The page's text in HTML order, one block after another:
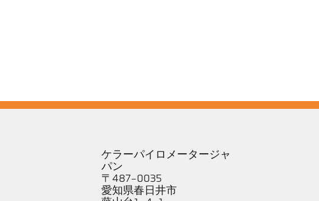
ケラーパイロメータージャ
パン
〒487-0035
愛知県春日井市